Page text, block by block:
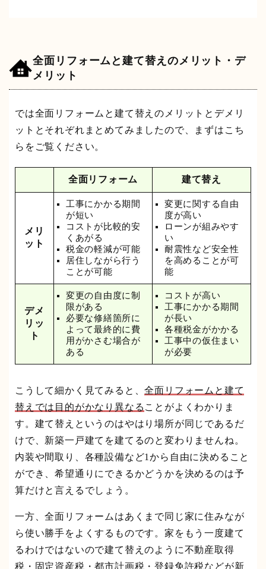
全面リフォームと建て替えのメリット・デ
メリット
では全面リフォームと建て替えのメリットとデメリ
ットとそれぞれまとめてみましたので、まずはこち
らをご覧ください。
全面リフォーム 建て替え
メリ
ット
工事にかかる期間
が短い
コストが比較的安
くあがる
税金の軽減が可能
居住しながら行う
ことが可能
変更に関する自由
度が高い
ローンが組みやす
い
耐震性など安全性
を高めることが可
能
デメ
リッ
ト
変更の自由度に制
限がある
必要な修繕箇所に
よって最終的に費
用がかさむ場合が
ある
コストが高い
工事にかかる期間
が長い
各種税金がかかる
工事中の仮住まい
が必要
こうして細かく見てみると、全面リフォームと建て
替えでは目的がかなり異なる ことがよくわかりま
す。建て替えというのはやはり場所が同じであるだ
けで、新築一戸建てを建てるのと変わりませんね。
内装や間取り、各種設備など1から自由に決めること
ができ、希望通りにできるかどうかを決めるのは予
算だけと言えるでしょう。
一方、全面リフォームはあくまで同じ家に住みなが
ら使い勝手をよくするものです。家をもう一度建て
るわけではないので建て替えのように不動産取得
税・固定資産税・都市計画税・登録免許税などが新